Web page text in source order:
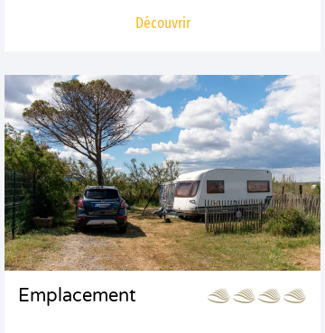
Découvrir
Emplacement